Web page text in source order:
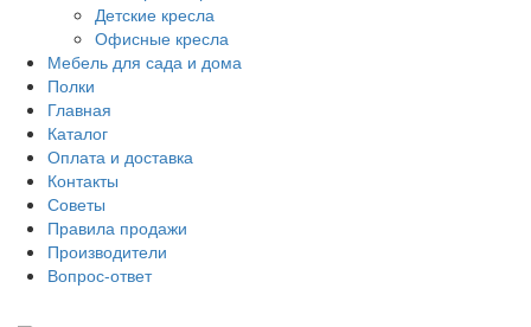
Детские кресла
Офисные кресла
Мебель для сада и дома
Полки
Главная
Каталог
Оплата и доставка
Контакты
Советы
Правила продажи
Производители
Вопрос-ответ